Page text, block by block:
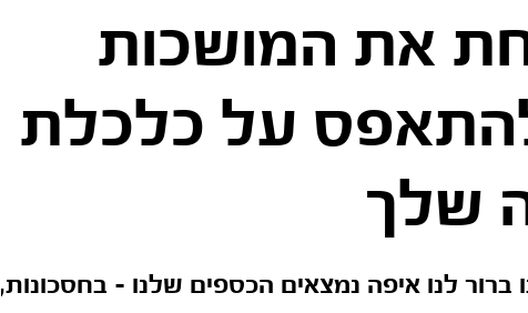
את המושכות
על כלכלת
שלך
ברור לנו איפה נמצאים הכספים שלנו – בחסכונות,